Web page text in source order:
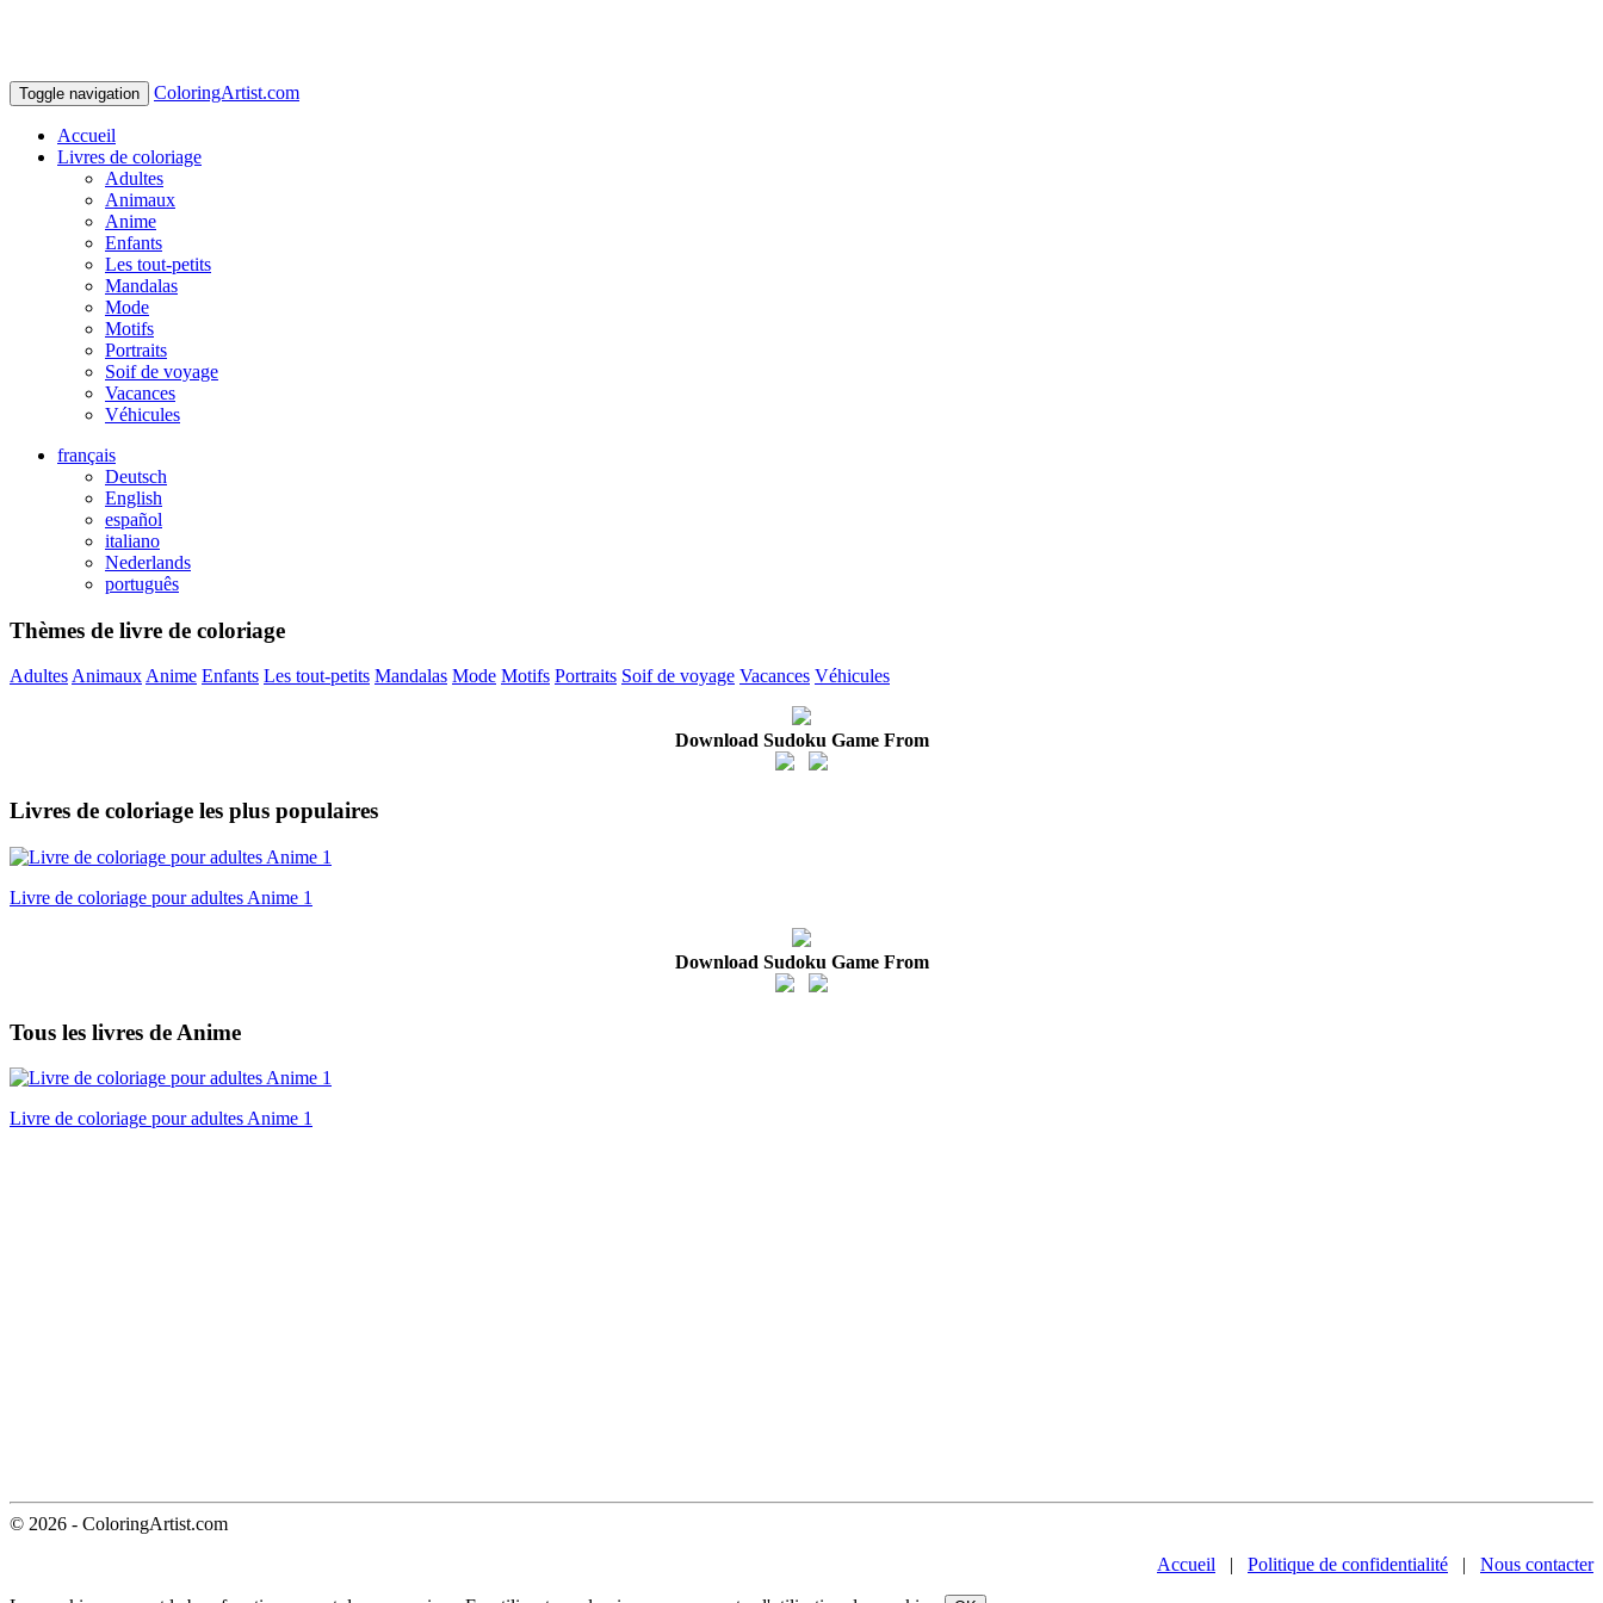
Toggle navigation ColoringArtist.com
Accueil
Livres de coloriage
Adultes
Animaux
Anime
Enfants
Les tout-petits
Mandalas
Mode
Motifs
Portraits
Soif de voyage
Vacances
Véhicules
français
Deutsch
English
español
italiano
Nederlands
português
Thèmes de livre de coloriage
AdultesAnimauxAnime Enfants Les tout-petits Mandalas Mode Motifs Portraits Soif de voyage Vacances Véhicules
Download Sudoku Game From
Livres de coloriage les plus populaires
Livre de coloriage pour adultes Anime 1
Download Sudoku Game From
Tous les livres de Anime
Livre de coloriage pour adultes Anime 1
© 2026 - ColoringArtist.com
Accueil | Politique de confidentialité | Nous contacter